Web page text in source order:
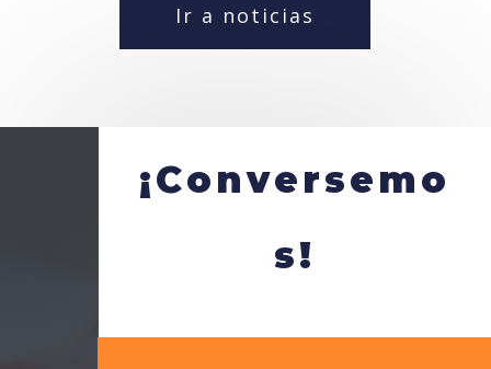
Ir a noticias
¡Conversemo
s!